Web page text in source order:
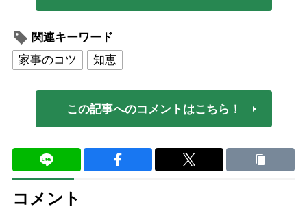
関連キーワード
家事のコツ
知恵
この記事へのコメントはこちら！
コメント